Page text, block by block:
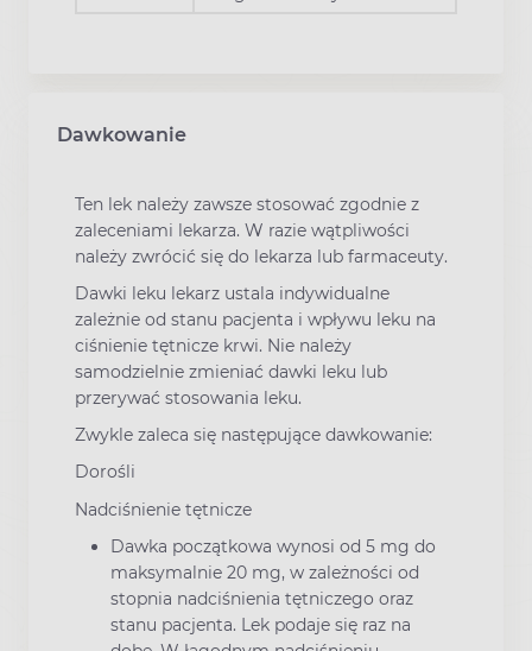
Dawkowanie
Ten lek należy zawsze stosować zgodnie z
zaleceniami lekarza. W razie wątpliwości
należy zwrócić się do lekarza lub farmaceuty.
Dawki leku lekarz ustala indywidualne
zależnie od stanu pacjenta i wpływu leku na
ciśnienie tętnicze krwi. Nie należy
samodzielnie zmieniać dawki leku lub
przerywać stosowania leku.
Zwykle zaleca się następujące dawkowanie:
Dorośli
Nadciśnienie tętnicze
Dawka początkowa wynosi od 5 mg do
maksymalnie 20 mg, w zależności od
stopnia nadciśnienia tętniczego oraz
stanu pacjenta. Lek podaje się raz na